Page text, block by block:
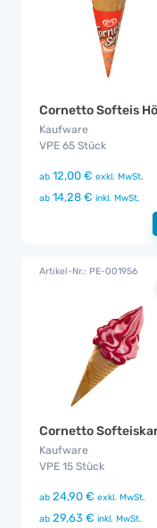
Kaufware
VPE 65 Stück
ab 12,00 € exkl. MwSt.
ab 14,28 € inkl. MwSt.
Artikel-Nr.: PE-001956
Kaufware
VPE 15 Stück
ab 24,90 € exkl. MwSt.
ab 29,63 € inkl. MwSt.